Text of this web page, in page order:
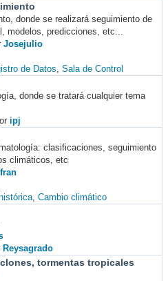
donde se realizará seguimiento de
modelos, predicciones, etc...
Josejulio
de Datos Sala de Control
donde se tratará cualquier tema
ipj
clasificaciones, seguimiento
climáticos, etc
Cambio climático
Reysagrado
tormentas tropicales